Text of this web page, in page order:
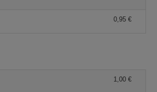
0,95 €
1,00 €